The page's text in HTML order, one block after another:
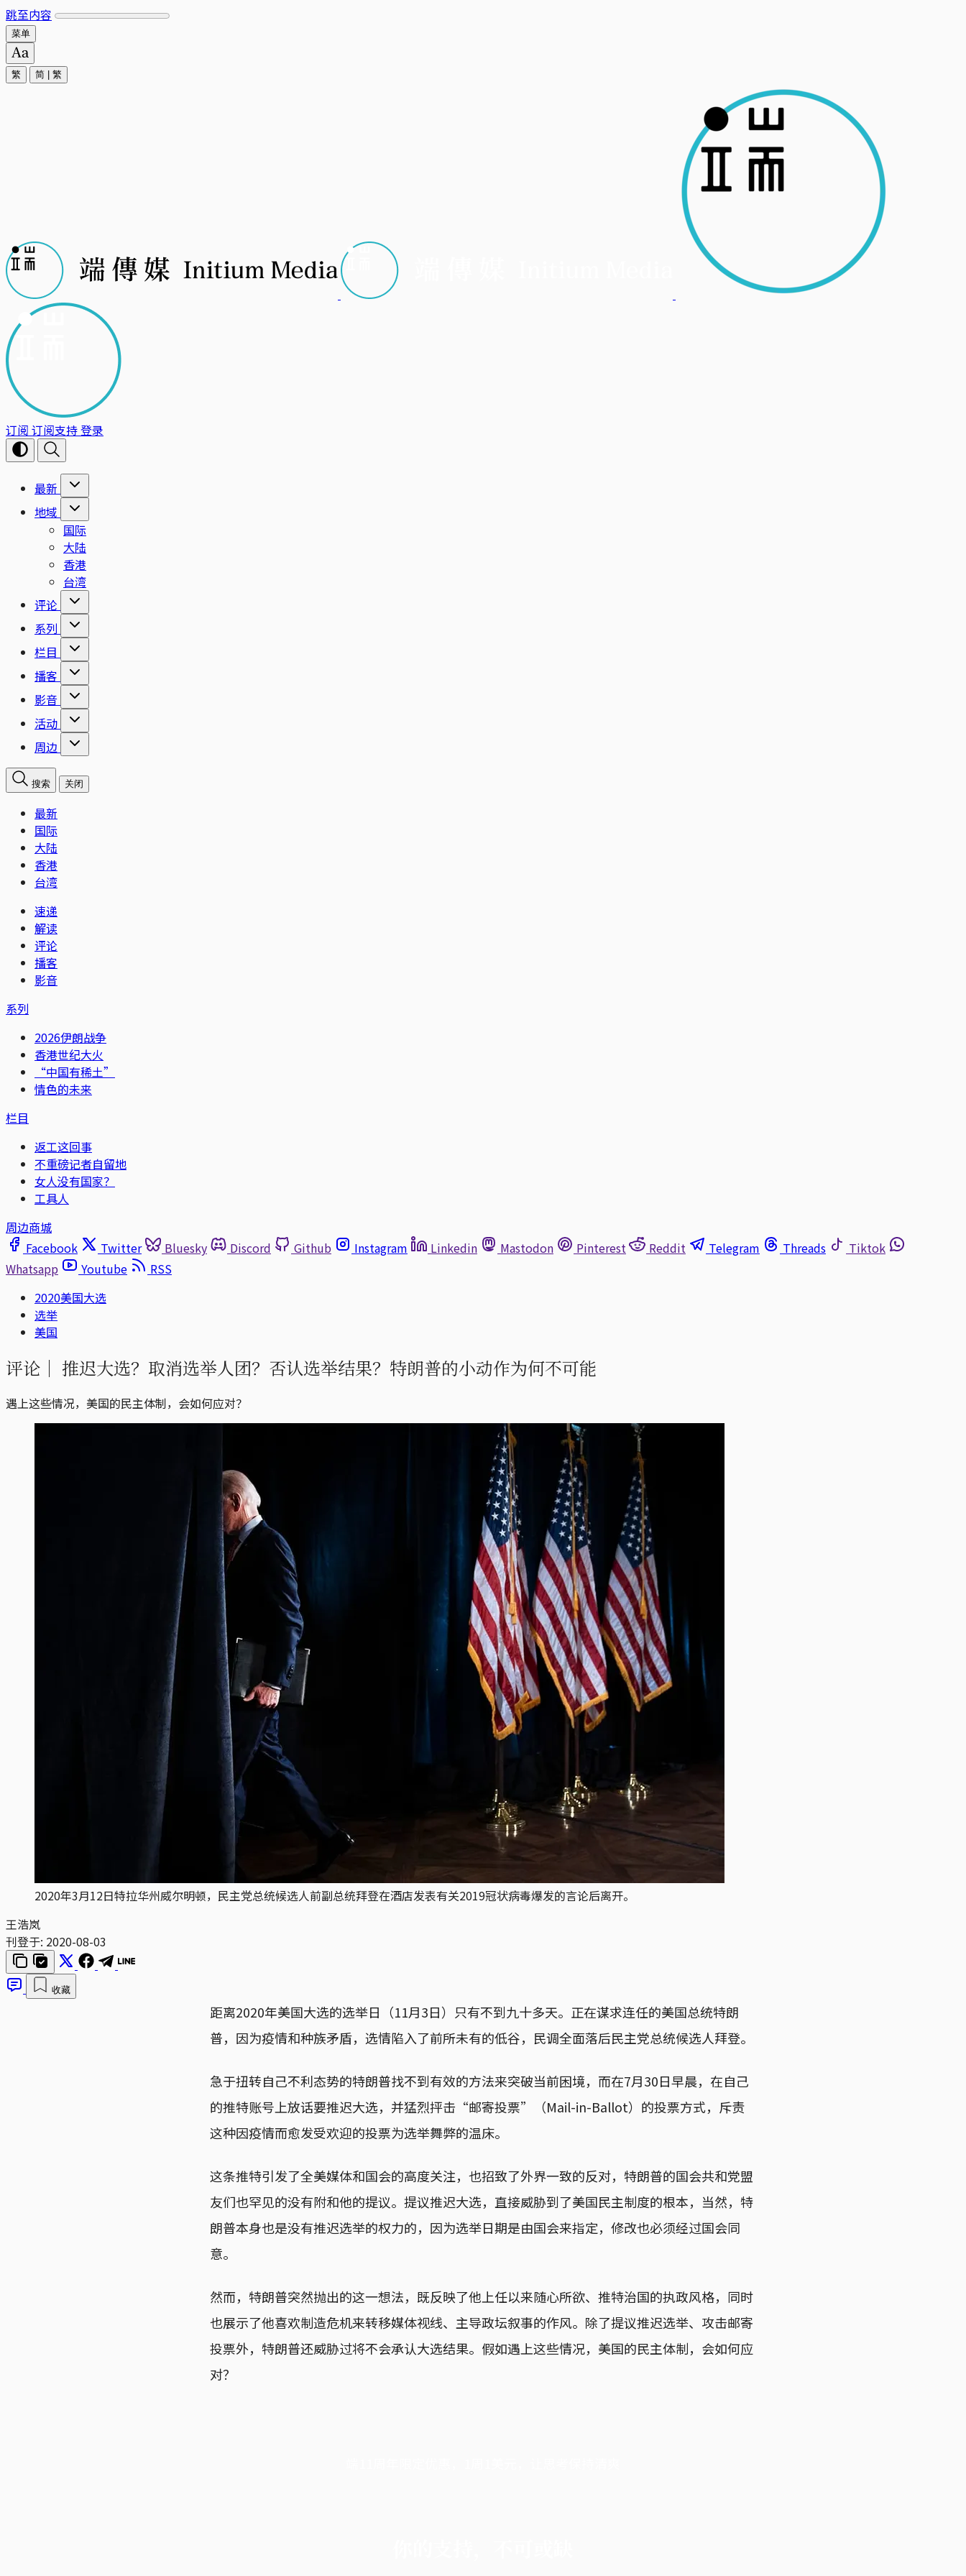
跳至内容
菜单
繁 简 繁
订阅 订阅支持登录
最新
地域
国际
大陆
香港
台湾
评论
系列
栏目
播客
影音
活动
周边
搜索 关闭
最新
国际
大陆
香港
台湾
速递
解读
评论
播客
影音
系列
2026伊朗战争
香港世纪大火
“中国有稀土”
情色的未来
栏目
返工这回事
不重磅记者自留地
女人没有国家？
工具人
周边商城
Facebook
Twitter Bluesky Discord Github Instagram Linkedin Mastodon Pinterest Reddit Telegram Threads
Tiktok
Whatsapp
Youtube
RSS
2020美国大选
选举
美国
评论｜ 推迟大选？取消选举人团？否认选举结果？特朗普的小动作为何不可能
遇上这些情况，美国的民主体制，会如何应对？
2020年3月12日特拉华州威尔明顿，民主党总统候选人前副总统拜登在酒店发表有关2019冠状病毒爆发的言论后离开。
王浩岚
刊登于: 2020-08-03
收藏
距离2020年美国大选的选举日（11月3日）只有不到九十多天。正在谋求连任的美国总统特朗
普，因为疫情和种族矛盾，选情陷入了前所未有的低谷，民调全面落后民主党总统候选人拜登。
急于扭转自己不利态势的特朗普找不到有效的方法来突破当前困境，而在7月30日早晨，在自己
的推特账号上放话要推迟大选，并猛烈抨击“邮寄投票”（Mail-in-Ballot）的投票方式，斥责
这种因疫情而愈发受欢迎的投票为选举舞弊的温床。
这条推特引发了全美媒体和国会的高度关注，也招致了外界一致的反对，特朗普的国会共和党盟
友们也罕见的没有附和他的提议。提议推迟大选，直接威胁到了美国民主制度的根本，当然，特
朗普本身也是没有推迟选举的权力的，因为选举日期是由国会来指定，修改也必须经过国会同
意。
然而，特朗普突然抛出的这一想法，既反映了他上任以来随心所欲、推特治国的执政风格，同时
也展示了他喜欢制造危机来转移媒体视线、主导政坛叙事的作风。除了提议推迟选举、攻击邮寄
投票外，特朗普还威胁过将不会承认大选结果。假如遇上这些情况，美国的民主体制，会如何应
对？